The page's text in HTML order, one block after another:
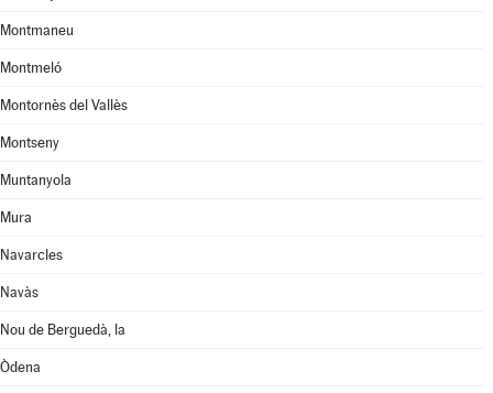
Montmaneu
Montmeló
Montornès del Vallès
Montseny
Muntanyola
Mura
Navarcles
Navàs
Nou de Berguedà, la
Òdena